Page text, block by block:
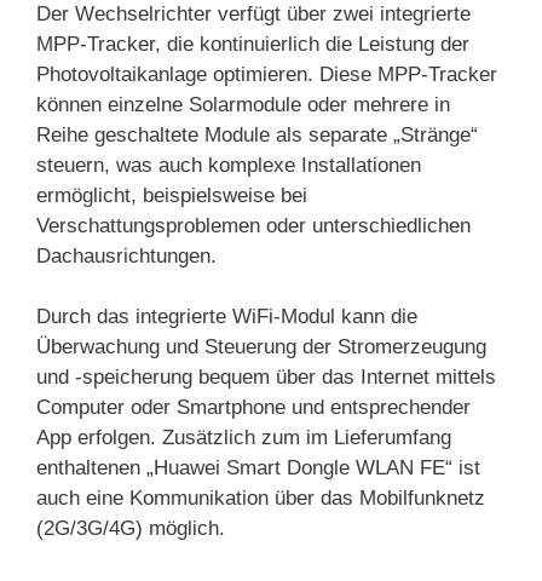
Der Wechselrichter verfügt über zwei integrierte
MPP-Tracker, die kontinuierlich die Leistung der
Photovoltaikanlage optimieren. Diese MPP-Tracker
können einzelne Solarmodule oder mehrere in
Reihe geschaltete Module als separate „Stränge“
steuern, was auch komplexe Installationen
ermöglicht, beispielsweise bei
Verschattungsproblemen oder unterschiedlichen
Dachausrichtungen.
Durch das integrierte WiFi-Modul kann die
Überwachung und Steuerung der Stromerzeugung
und -speicherung bequem über das Internet mittels
Computer oder Smartphone und entsprechender
App erfolgen. Zusätzlich zum im Lieferumfang
enthaltenen „Huawei Smart Dongle WLAN FE“ ist
auch eine Kommunikation über das Mobilfunknetz
(2G/3G/4G) möglich.